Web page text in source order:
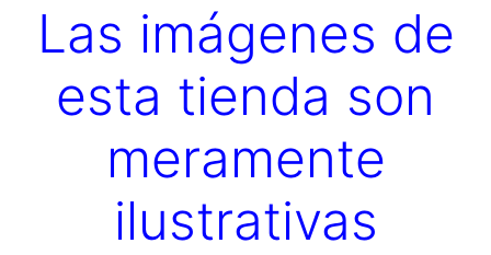
Las imágenes de
esta tienda son
meramente
ilustrativas